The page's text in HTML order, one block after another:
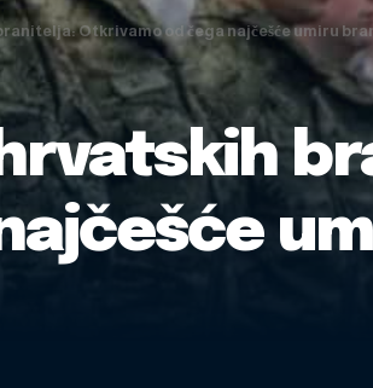
Otkrivamo od čega najčešće umiru